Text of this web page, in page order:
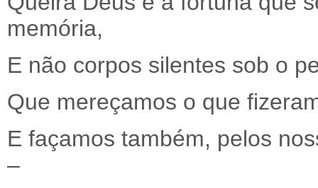
memória,
E não corpos silentes sob o
Que mereçamos o que
E façamos também, pelos
–